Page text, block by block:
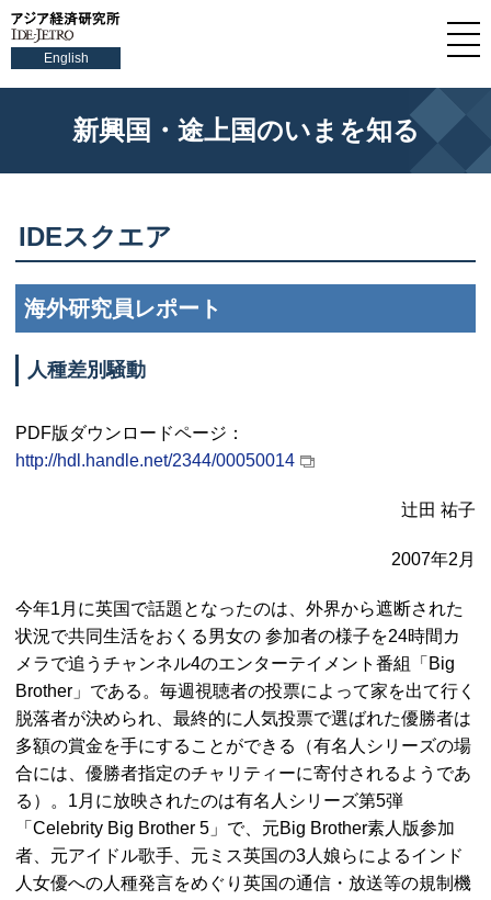
English
新興国・途上国のいまを知る
IDEスクエア
海外研究員レポート
人種差別騒動
PDF版ダウンロードページ：
http://hdl.handle.net/2344/00050014
辻田 祐子
2007年2月
今年1月に英国で話題となったのは、外界から遮断された
状況で共同生活をおくる男女の 参加者の様子を24時間カ
メラで追うチャンネル4のエンターテイメント番組「Big
Brother」である。毎週視聴者の投票によって家を出て行く
脱落者が決められ、最終的に人気投票で選ばれた優勝者は
多額の賞金を手にすることができる（有名人シリーズの場
合には、優勝者指定のチャリティーに寄付されるようであ
る）。1月に放映されたのは有名人シリーズ第5弾
「Celebrity Big Brother 5」で、元Big Brother素人版参加
者、元アイドル歌手、元ミス英国の3人娘らによるインド
人女優への人種発言をめぐり英国の通信・放送等の規制機